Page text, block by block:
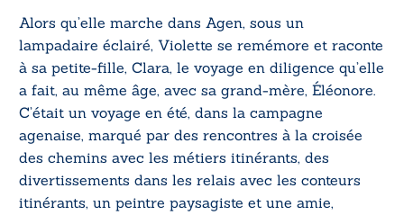
Alors qu’elle marche dans Agen, sous un
lampadaire éclairé, Violette se remémore et raconte
à sa petite-fille, Clara, le voyage en diligence qu’elle
a fait, au même âge, avec sa grand-mère, Éléonore.
C’était un voyage en été, dans la campagne
agenaise, marqué par des rencontres à la croisée
des chemins avec les métiers itinérants, des
divertissements dans les relais avec les conteurs
itinérants, un peintre paysagiste et une amie,